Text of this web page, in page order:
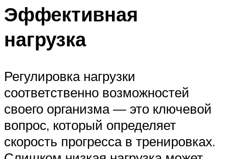
Эффективная
нагрузка
Регулировка нагрузки
соответственно возможностей
своего организма — это ключевой
вопрос, который определяет
скорость прогресса в тренировках.